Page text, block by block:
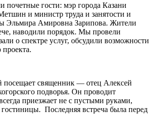
почетные гости: мэр города Казани
и министр труда и занятости и
Эльмира Амировна Зарипова. Жители
наводили порядок. Мы провели
о спектре услуг, обсудили возможности
посещает священник — отец Алексей
подворья. Он проводит
приезжает не с пустыми руками,
Последняя встреча была перед